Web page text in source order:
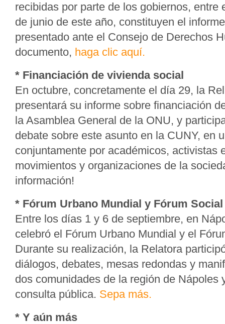
recibidas por parte de los gobiernos, entre
de junio de este año, constituyen el
presentado ante el Consejo de Derechos
documento, haga clic aquí.
* Financiación de vivienda social
En octubre, concretamente el día 29, la
presentará su informe sobre financiación
la Asamblea General de la ONU, y
debate sobre este asunto en la CUNY, en
conjuntamente por académicos, activistas
movimientos y organizaciones de la
información!
* Fórum Urbano Mundial y Fórum
Entre los días 1 y 6 de septiembre, en
celebró el Fórum Urbano Mundial y el
Durante su realización, la Relatora
diálogos, debates, mesas redondas y
dos comunidades de la región de Nápoles
consulta pública. Sepa más.
* Y aún más